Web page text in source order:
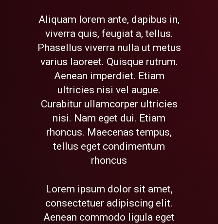
Aliquam lorem ante, dapibus in,
viverra quis, feugiat a, tellus.
Phasellus viverra nulla ut metus
varius laoreet. Quisque rutrum.
Aenean imperdiet. Etiam
ultricies nisi vel augue.
Curabitur ullamcorper ultricies
nisi. Nam eget dui. Etiam
rhoncus. Maecenas tempus,
tellus eget condimentum
rhoncus
Lorem ipsum dolor sit amet,
consectetuer adipiscing elit.
Aenean commodo ligula eget